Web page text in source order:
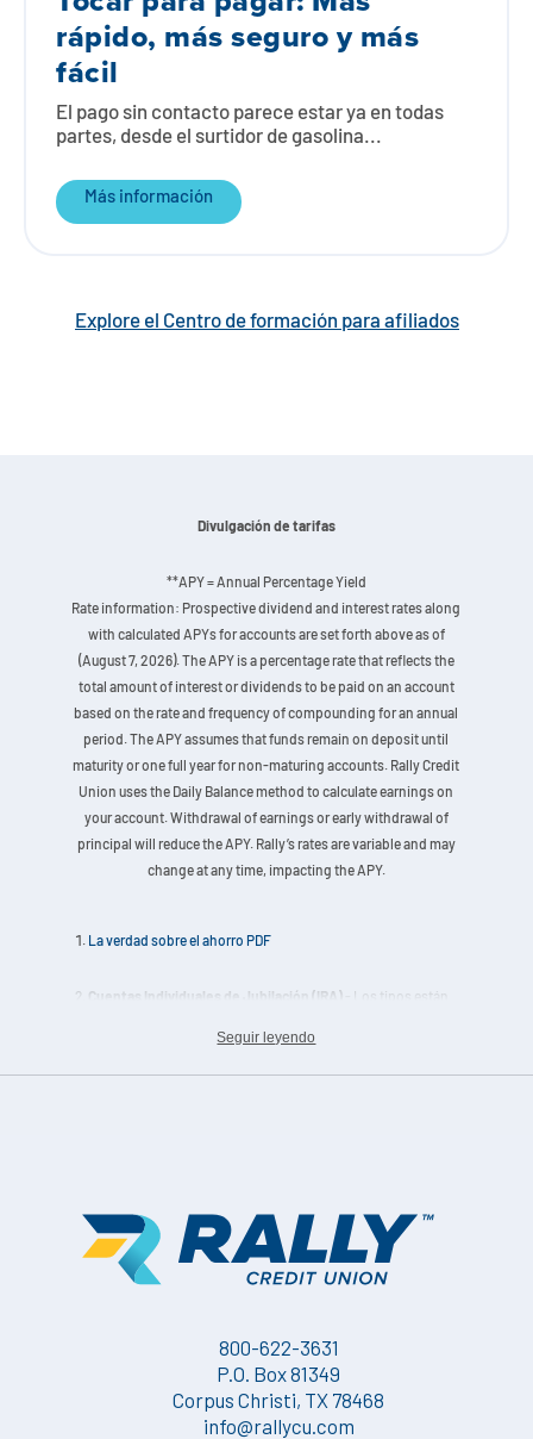
rápido, más seguro y más
fácil
El pago sin contacto parece estar ya en todas
partes, desde el surtidor de gasolina...
Más información
Explore el Centro de formación para afiliados
Divulgación de tarifas
**APY = Annual Percentage Yield
Rate information: Prospective dividend and interest rates along
with calculated APYs for accounts are set forth above as of
(August 7, 2026). The APY is a percentage rate that reflects the
total amount of interest or dividends to be paid on an account
based on the rate and frequency of compounding for an annual
period. The APY assumes that funds remain on deposit until
maturity or one full year for non-maturing accounts. Rally Credit
Union uses the Daily Balance method to calculate earnings on
your account. Withdrawal of earnings or early withdrawal of
principal will reduce the APY. Rally’s rates are variable and may
change at any time, impacting the APY.
La verdad sobre el ahorro PDF
Cuentas Individuales de Jubilación (IRA) - Los tipos están
retirada anticipada si retira parte del principal antes de la fecha de
Seguir leyendo
800-622-3631
P.O. Box 81349
Corpus Christi, TX 78468
info@rallycu.com